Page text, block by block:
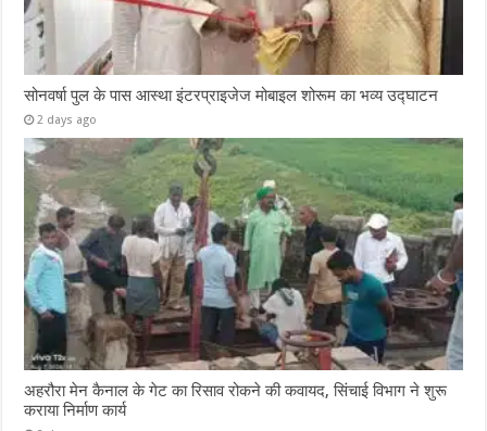
सोनवर्षा पुल के पास आस्था इंटरप्राइजेज मोबाइल शोरूम का भव्य उद्घाटन
2 days ago
अहरौरा मेन कैनाल के गेट का रिसाव रोकने की कवायद, सिंचाई विभाग ने शुरू
कराया निर्माण कार्य